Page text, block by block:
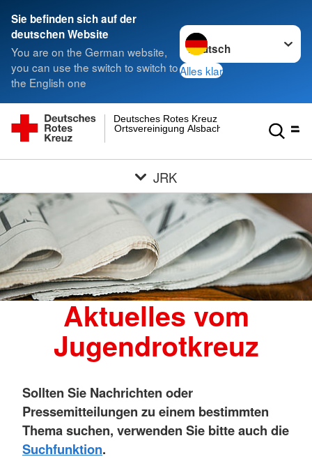
Sie befinden sich auf der
deutschen Website
You are on the German website,
you can use the switch to switch to
the English one
Sprache wechseln zu
Alles klar
Ortsvereinigung Alsbach
Deutsches Rotes Kreuz
JRK
Aktuelles vom
Jugendrotkreuz
Sollten Sie Nachrichten oder
Pressemitteilungen zu einem bestimmten
Thema suchen, verwenden Sie bitte auch die
Suchfunktion.